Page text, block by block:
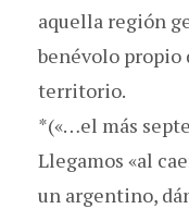
aquella región
benévolo propio
territorio.
*(«…el más
Llegamos «al
un argentino,